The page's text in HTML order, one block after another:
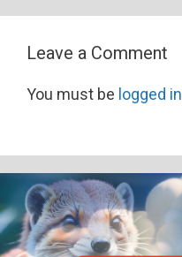
Leave a Comment
You must be logged in